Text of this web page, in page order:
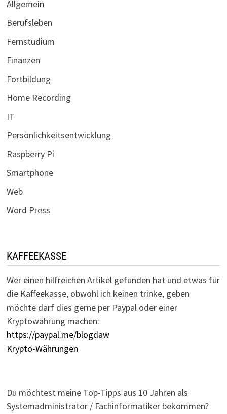
Allgemein
Berufsleben
Fernstudium
Finanzen
Fortbildung
Home Recording
IT
Persönlichkeitsentwicklung
Raspberry Pi
Smartphone
Web
Word Press
KAFFEEKASSE
Wer einen hilfreichen Artikel gefunden hat und etwas für
die Kaffeekasse, obwohl ich keinen trinke, geben
möchte darf dies gerne per Paypal oder einer
Kryptowährung machen:
https://paypal.me/blogdaw
Krypto-Währungen
Du möchtest meine Top-Tipps aus 10 Jahren als
Systemadministrator / Fachinformatiker bekommen?